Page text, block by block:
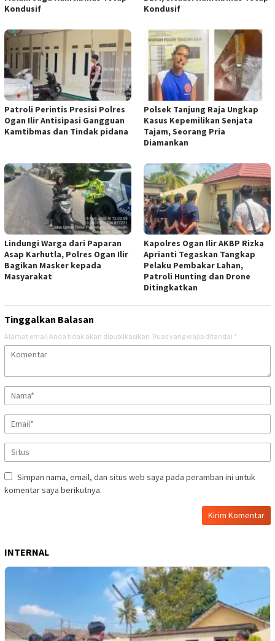
Kondusif
Kondusif
Patroli Perintis Presisi Polres
Ogan Ilir Antisipasi Gangguan
Kamtibmas dan Tindak pidana
Polsek Tanjung Raja Ungkap
Kasus Kepemilikan Senjata
Tajam, Seorang Pria
Diamankan
Lindungi Warga dari Paparan
Asap Karhutla, Polres Ogan Ilir
Bagikan Masker kepada
Masyarakat
Kapolres Ogan Ilir AKBP Rizka
Aprianti Tegaskan Tangkap
Pelaku Pembakar Lahan,
Patroli Hunting dan Drone
Ditingkatkan
Tinggalkan Balasan
Alamat email Anda tidak akan dipublikasikan. Ruas yang wajib ditandai *
Simpan nama, email, dan situs web saya pada peramban ini untuk
komentar saya berikutnya.
INTERNAL